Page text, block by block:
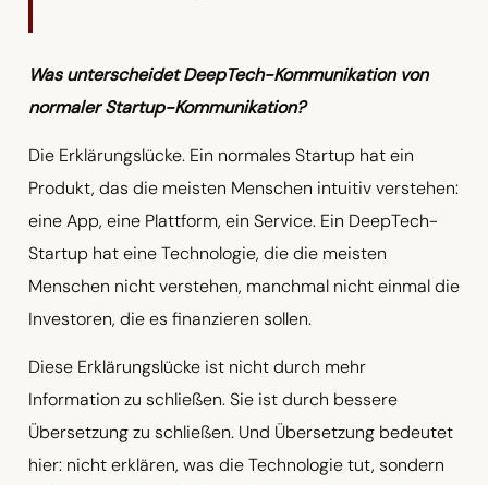
Was unterscheidet DeepTech-Kommunikation von
normaler Startup-Kommunikation?
Die Erklärungslücke. Ein normales Startup hat ein
Produkt, das die meisten Menschen intuitiv verstehen:
eine App, eine Plattform, ein Service. Ein DeepTech-
Startup hat eine Technologie, die die meisten
Menschen nicht verstehen, manchmal nicht einmal die
Investoren, die es finanzieren sollen.
Diese Erklärungslücke ist nicht durch mehr
Information zu schließen. Sie ist durch bessere
Übersetzung zu schließen. Und Übersetzung bedeutet
hier: nicht erklären, was die Technologie tut, sondern